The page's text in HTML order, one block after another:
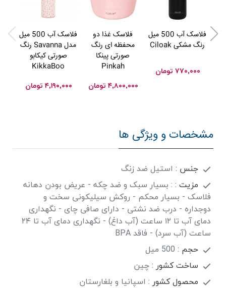
فلاسک آب 500 ميل
رنگ مشکی Ciloak
۷۷۰,۰۰۰ تومان
فلاسک غذا دو
محفظه ای رنگ
صورتی پینکا
Pinkah
۴,۸۰۰,۰۰۰ تومان
فلاسک آب 500 میل
مدل Savanna رنگ
صورتی کیکابو
KikkaBoo
۴,۱۹۰,۰۰۰ تومان
مشخصات و ویژگی ها
جنس : استیل ضد زنگ
مزیت : : بسیار سبک و ضد چکه - عریض بودن دهانه
فلاسک - بسیار محکم - روکش سیلیکونی سخت و
دوجداره - درب ضد نشتی - دارای صافی چای - نگهداری
دمای آب تا ۱۲ ساعت (آب داغ) - نگهداری دمای آب تا ۲۴
ساعت (آب سرد) - فاقد BPA
حجم : 500 میل
ساخت کشور : چین
محصول کشور : اسپانیا و بلغارستان